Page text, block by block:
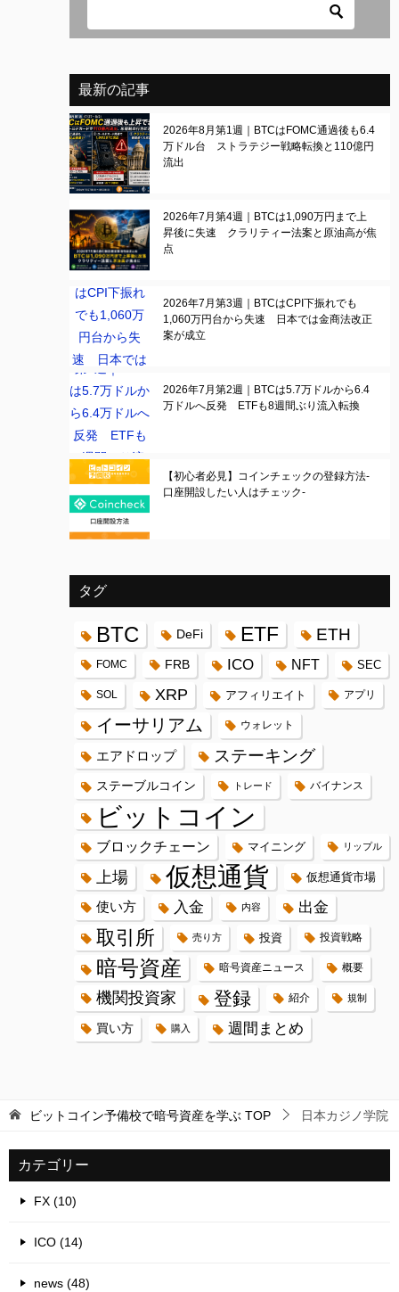
最新の記事
2026年8月第1週｜BTCはFOMC通過後も6.4
万ドル台 ストラテジー戦略転換と110億円
流出
2026年7月第4週｜BTCは1,090万円まで上
昇後に失速 クラリティー法案と原油高が焦
点
2026年7月第3週｜BTCはCPI下振れでも
1,060万円台から失速 日本では金商法改正
案が成立
2026年7月第2週｜BTCは5.7万ドルから6.4
万ドルへ反発 ETFも8週間ぶり流入転換
【初心者必見】コインチェックの登録方法-
口座開設したい人はチェック-
タグ
BTC DeFi ETF ETH
FOMC FRB ICO NFT SEC
SOL XRP アフィリエイト アプリ
イーサリアム ウォレット
エアドロップ ステーキング
ステーブルコイン トレード バイナンス
ビットコイン
ブロックチェーン マイニング リップル
上場 仮想通貨 仮想通貨市場
使い方 入金 内容 出金
取引所 売り方 投資 投資戦略
暗号資産 暗号資産ニュース 概要
機関投資家 登録 紹介 規制
買い方 購入 週間まとめ
ビットコイン予備校で暗号資産を学ぶ TOP 日本カジノ学院
カテゴリー
FX (10)
ICO (14)
news (48)